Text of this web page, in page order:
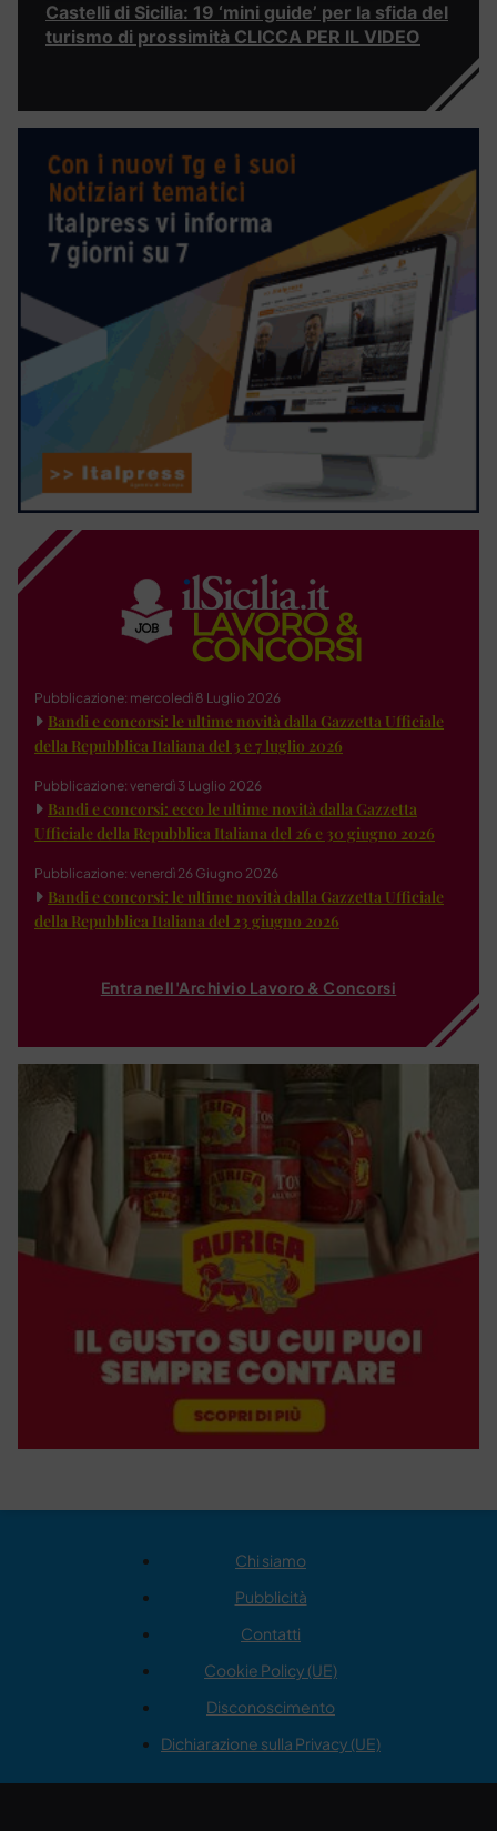
Castelli di Sicilia: 19 ‘mini guide’ per la sfida del
turismo di prossimità CLICCA PER IL VIDEO
Pubblicazione: mercoledì 8 Luglio 2026
Bandi e concorsi: le ultime novità dalla Gazzetta Ufficiale
della Repubblica Italiana del 3 e 7 luglio 2026
Pubblicazione: venerdì 3 Luglio 2026
Bandi e concorsi: ecco le ultime novità dalla Gazzetta
Ufficiale della Repubblica Italiana del 26 e 30 giugno 2026
Pubblicazione: venerdì 26 Giugno 2026
Bandi e concorsi: le ultime novità dalla Gazzetta Ufficiale
della Repubblica Italiana del 23 giugno 2026
Entra nell'Archivio Lavoro & Concorsi
Chi siamo
Pubblicità
Contatti
Cookie Policy (UE)
Disconoscimento
Dichiarazione sulla Privacy (UE)